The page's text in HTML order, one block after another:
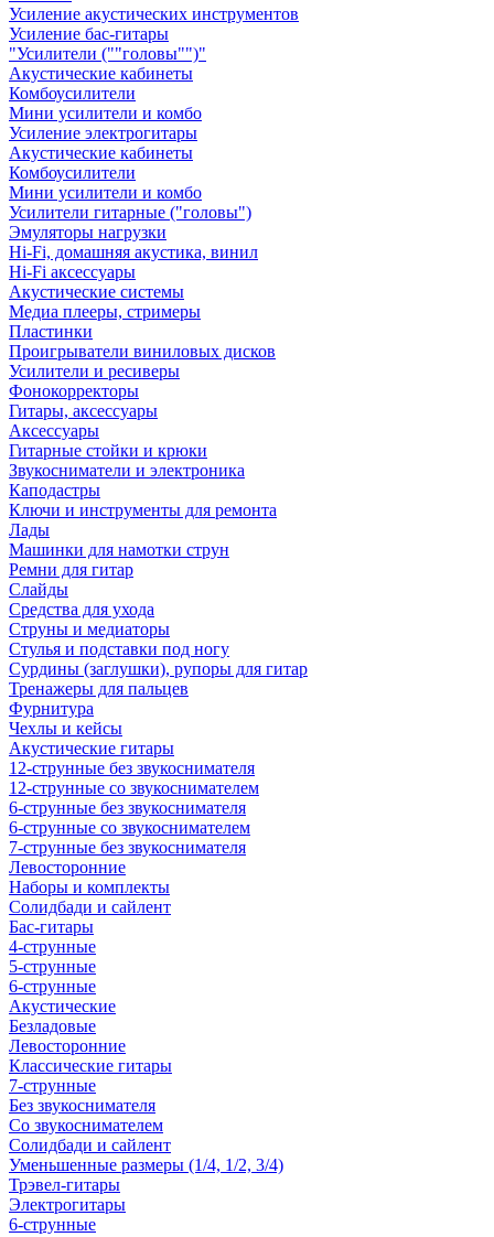
Усиление акустических инструментов
Усиление бас-гитары
"Усилители (""головы"")"
Акустические кабинеты
Комбоусилители
Мини усилители и комбо
Усиление электрогитары
Акустические кабинеты
Комбоусилители
Мини усилители и комбо
Усилители гитарные ("головы")
Эмуляторы нагрузки
Hi-Fi, домашняя акустика, винил
Hi-Fi аксессуары
Акустические системы
Медиа плееры, стримеры
Пластинки
Проигрыватели виниловых дисков
Усилители и ресиверы
Фонокорректоры
Гитары, аксессуары
Аксессуары
Гитарные стойки и крюки
Звукосниматели и электроника
Каподастры
Ключи и инструменты для ремонта
Лады
Машинки для намотки струн
Ремни для гитар
Слайды
Средства для ухода
Струны и медиаторы
Стулья и подставки под ногу
Сурдины (заглушки), рупоры для гитар
Тренажеры для пальцев
Фурнитура
Чехлы и кейсы
Акустические гитары
12-струнные без звукоснимателя
12-струнные со звукоснимателем
6-струнные без звукоснимателя
6-струнные со звукоснимателем
7-струнные без звукоснимателя
Левосторонние
Наборы и комплекты
Солидбади и сайлент
Бас-гитары
4-струнные
5-струнные
6-струнные
Акустические
Безладовые
Левосторонние
Классические гитары
7-струнные
Без звукоснимателя
Со звукоснимателем
Солидбади и сайлент
Уменьшенные размеры (1/4, 1/2, 3/4)
Трэвел-гитары
Электрогитары
6-струнные